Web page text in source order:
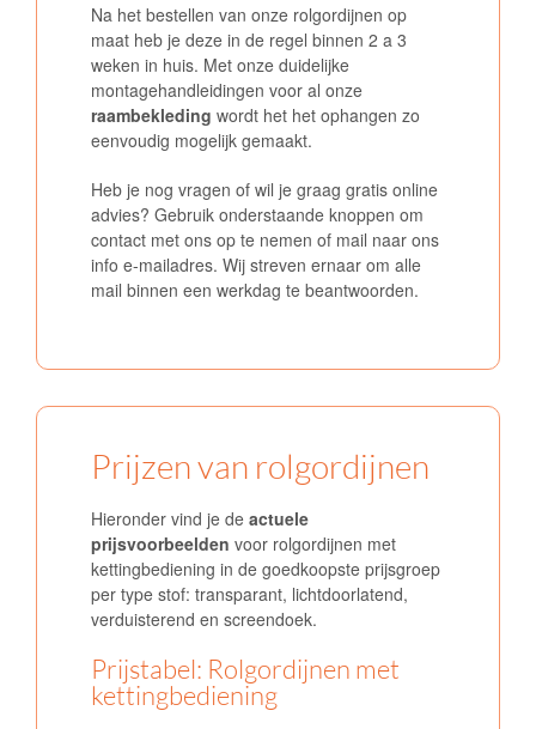
Na het bestellen van onze rolgordijnen op
maat heb je deze in de regel binnen 2 a 3
weken in huis. Met onze duidelijke
montagehandleidingen voor al onze
raambekleding wordt het het ophangen zo
eenvoudig mogelijk gemaakt.
Heb je nog vragen of wil je graag gratis online
advies? Gebruik onderstaande knoppen om
contact met ons op te nemen of mail naar ons
info e-mailadres. Wij streven ernaar om alle
mail binnen een werkdag te beantwoorden.
Prijzen van rolgordijnen
Hieronder vind je de actuele
prijsvoorbeelden voor rolgordijnen met
kettingbediening in de goedkoopste prijsgroep
per type stof: transparant, lichtdoorlatend,
verduisterend en screendoek.
Prijstabel: Rolgordijnen met
kettingbediening